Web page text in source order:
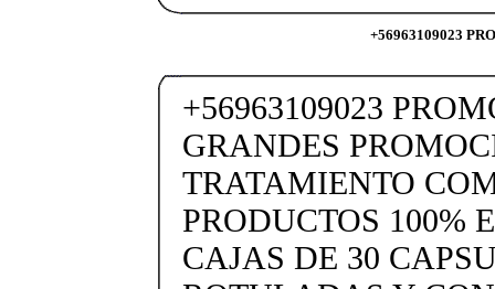
+56963109023
+56963109023
GRANDES
TRATAMIENTO
PRODUCTOS 100%
CAJAS DE 30